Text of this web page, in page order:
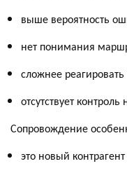
выше вероятность
нет понимания
сложнее
отсутствует
Сопровождение
это новый контрагент